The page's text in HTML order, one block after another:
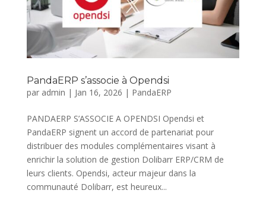
PandaERP s’associe à Opendsi
par admin | Jan 16, 2026 | PandaERP
PANDAERP S’ASSOCIE A OPENDSI Opendsi et
PandaERP signent un accord de partenariat pour
distribuer des modules complémentaires visant à
enrichir la solution de gestion Dolibarr ERP/CRM de
leurs clients. Opendsi, acteur majeur dans la
communauté Dolibarr, est heureux...